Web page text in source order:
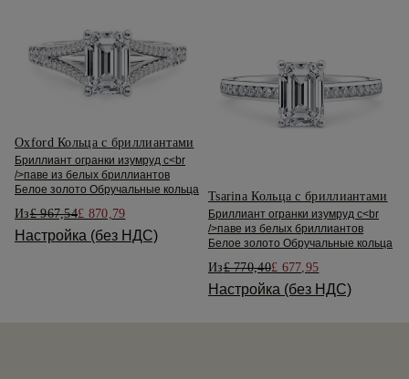
Oxford Кольца с бриллиантами
Бриллиант огранки изумруд с<br
/>паве из белых бриллиантов
Белое золото Обручальные кольца
Из£ 967,54£ 870,79
Настройка (без НДС)
Tsarina Кольца с бриллиантами
Бриллиант огранки изумруд с<br
/>паве из белых бриллиантов
Белое золото Обручальные кольца
Из£ 770,40£ 677,95
Настройка (без НДС)